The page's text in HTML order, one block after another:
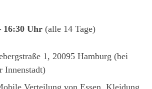
16:30 Uhr (alle 14 Tage)
1, 20095 Hamburg (bei
Innenstadt)
Verteilung von Essen, Kleidung